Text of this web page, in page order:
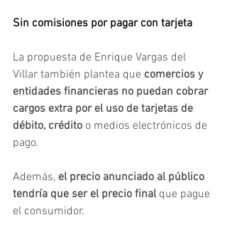
Sin comisiones por pagar con tarjeta
La propuesta de Enrique Vargas del
Villar también plantea que comercios y
entidades financieras no puedan cobrar
cargos extra por el uso de tarjetas de
débito, crédito o medios electrónicos de
pago.
Además, el precio anunciado al público
tendría que ser el precio final que pague
el consumidor.